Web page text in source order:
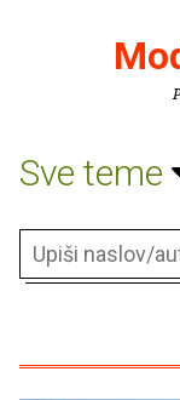
Sve teme